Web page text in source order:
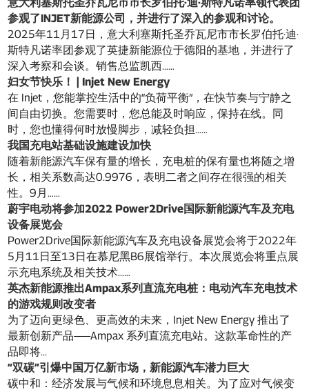
意大利塞斯托圣乔瓦尼市市长罗伯托·迪·斯特凡诺率领代表团
参观了INJET新能源公司，并进行了深入的参观和讨论。
2025年11月17日，意大利塞斯托圣乔瓦尼市市长罗伯托·迪·
斯特凡诺率团参观了英捷新能源位于德阳的基地，并进行了
深入考察和会谈。销售总监凯西……
妇女节快乐！ | Injet New Energy
在 Injet，您能掌控生活中的“负荷平衡”，在快节奏与宁静之
间自由切换。您需要时，您总能及时响应，保持在线。同
时，您也懂得何时放慢脚步，减轻负担……
我国充电站基础设施建设加快
随着新能源汽车保有量的增长，充电桩的保有量也将随之增
长，相关系数高达0.9976，表明二者之间存在很强的相关
性。9月……
蔚宇电动将参加2022 Power2Drive国际新能源汽车及充电
设备展览会
Power2Drive国际新能源汽车及充电设备展览会将于2022年
5月11日至13日在慕尼黑B6展馆举行。本次展览会将重点展
示充电系统及相关技术……
英杰新能源推出Ampax系列直流充电桩：电动汽车充电技术
的游戏规则改变者
为了迈向更绿色、更高效的未来，Injet New Energy 推出了
最新创新产品——Ampax 系列直流充电站。这款革命性的产
品即将...
“双碳”引爆中国万亿新市场，新能源汽车潜力巨大
碳中和：经济发展与气候和环境息息相关。为了应对气候变